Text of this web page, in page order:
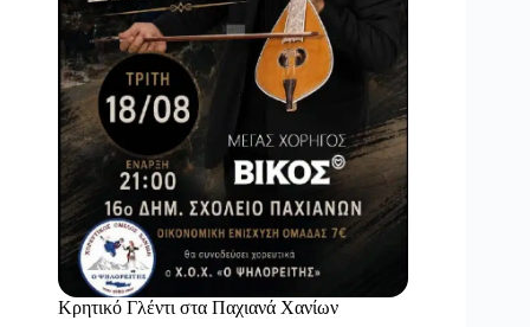
Κρητικό Γλέντι στα Παχιανά Χανίων